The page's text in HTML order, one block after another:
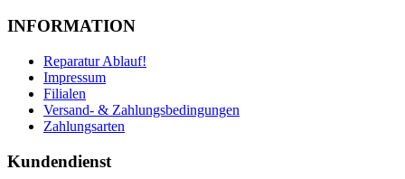
INFORMATION
Reparatur Ablauf!
Impressum
Filialen
Versand- & Zahlungsbedingungen
Zahlungsarten
Kundendienst